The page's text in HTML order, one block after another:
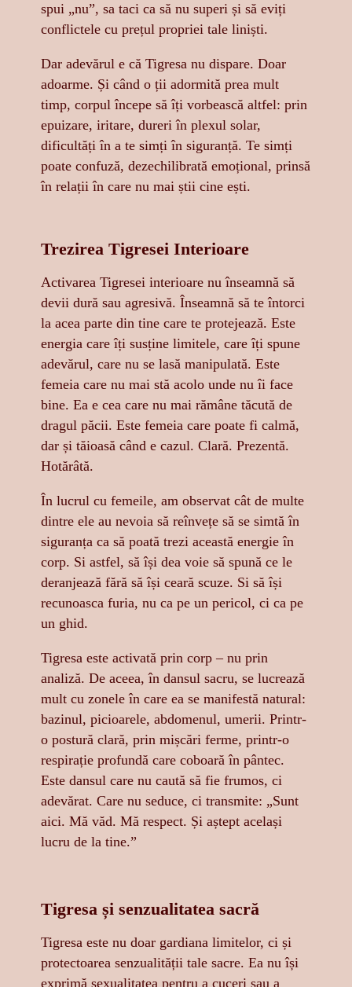
spui „nu”, sa taci ca să nu superi și să eviți
conflictele cu prețul propriei tale liniști.
Dar adevărul e că Tigresa nu dispare. Doar
adoarme. Și când o ții adormită prea mult
timp, corpul începe să îți vorbească altfel: prin
epuizare, iritare, dureri în plexul solar,
dificultăți în a te simți în siguranță. Te simți
poate confuză, dezechilibrată emoțional, prinsă
în relații în care nu mai știi cine ești.
Trezirea Tigresei Interioare
Activarea Tigresei interioare nu înseamnă să
devii dură sau agresivă. Înseamnă să te întorci
la acea parte din tine care te protejează. Este
energia care îți susține limitele, care îți spune
adevărul, care nu se lasă manipulată. Este
femeia care nu mai stă acolo unde nu îi face
bine. Ea e cea care nu mai rămâne tăcută de
dragul păcii. Este femeia care poate fi calmă,
dar și tăioasă când e cazul. Clară. Prezentă.
Hotărâtă.
În lucrul cu femeile, am observat cât de multe
dintre ele au nevoia să reînvețe să se simtă în
siguranța ca să poată trezi această energie în
corp. Si astfel, să își dea voie să spună ce le
deranjează fără să își ceară scuze. Si să își
recunoasca furia, nu ca pe un pericol, ci ca pe
un ghid.
Tigresa este activată prin corp – nu prin
analiză. De aceea, în dansul sacru, se lucrează
mult cu zonele în care ea se manifestă natural:
bazinul, picioarele, abdomenul, umerii. Printr-
o postură clară, prin mișcări ferme, printr-o
respirație profundă care coboară în pântec.
Este dansul care nu caută să fie frumos, ci
adevărat. Care nu seduce, ci transmite: „Sunt
aici. Mă văd. Mă respect. Și aștept același
lucru de la tine.”
Tigresa și senzualitatea sacră
Tigresa este nu doar gardiana limitelor, ci și
protectoarea senzualității tale sacre. Ea nu își
exprimă sexualitatea pentru a cuceri sau a